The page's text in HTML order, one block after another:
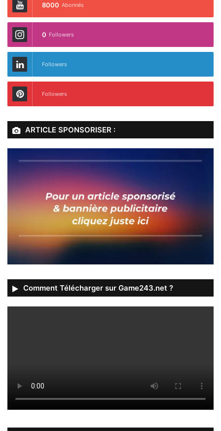
8000 Abonnés
0 Followers
Followers
Followers
ARTICLE SPONSORISER :
Comment Télécharger sur Game243.net ?